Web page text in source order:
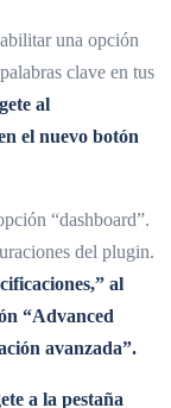
una opción
clave en tus
al
el nuevo botón
“dashboard”.
del plugin.
al
“Advanced
avanzada”.
a la pestaña